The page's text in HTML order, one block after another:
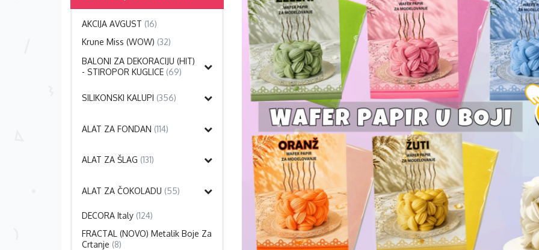
AKCIJA AVGUST (16)
Krune Miss (WOW) (32)
BALONI ZA DEKORACIJU (HIT)
- STIROPOR KUGLICE (69)
SILIKONSKI KALUPI (356)
ALAT ZA FONDAN (114)
ALAT ZA ŠLAG (131)
ALAT ZA ČOKOLADU (55)
DECORA Italy (124)
FRACTAL (NOVO) Metalik Boje Za
Crtanje (8)
Previous